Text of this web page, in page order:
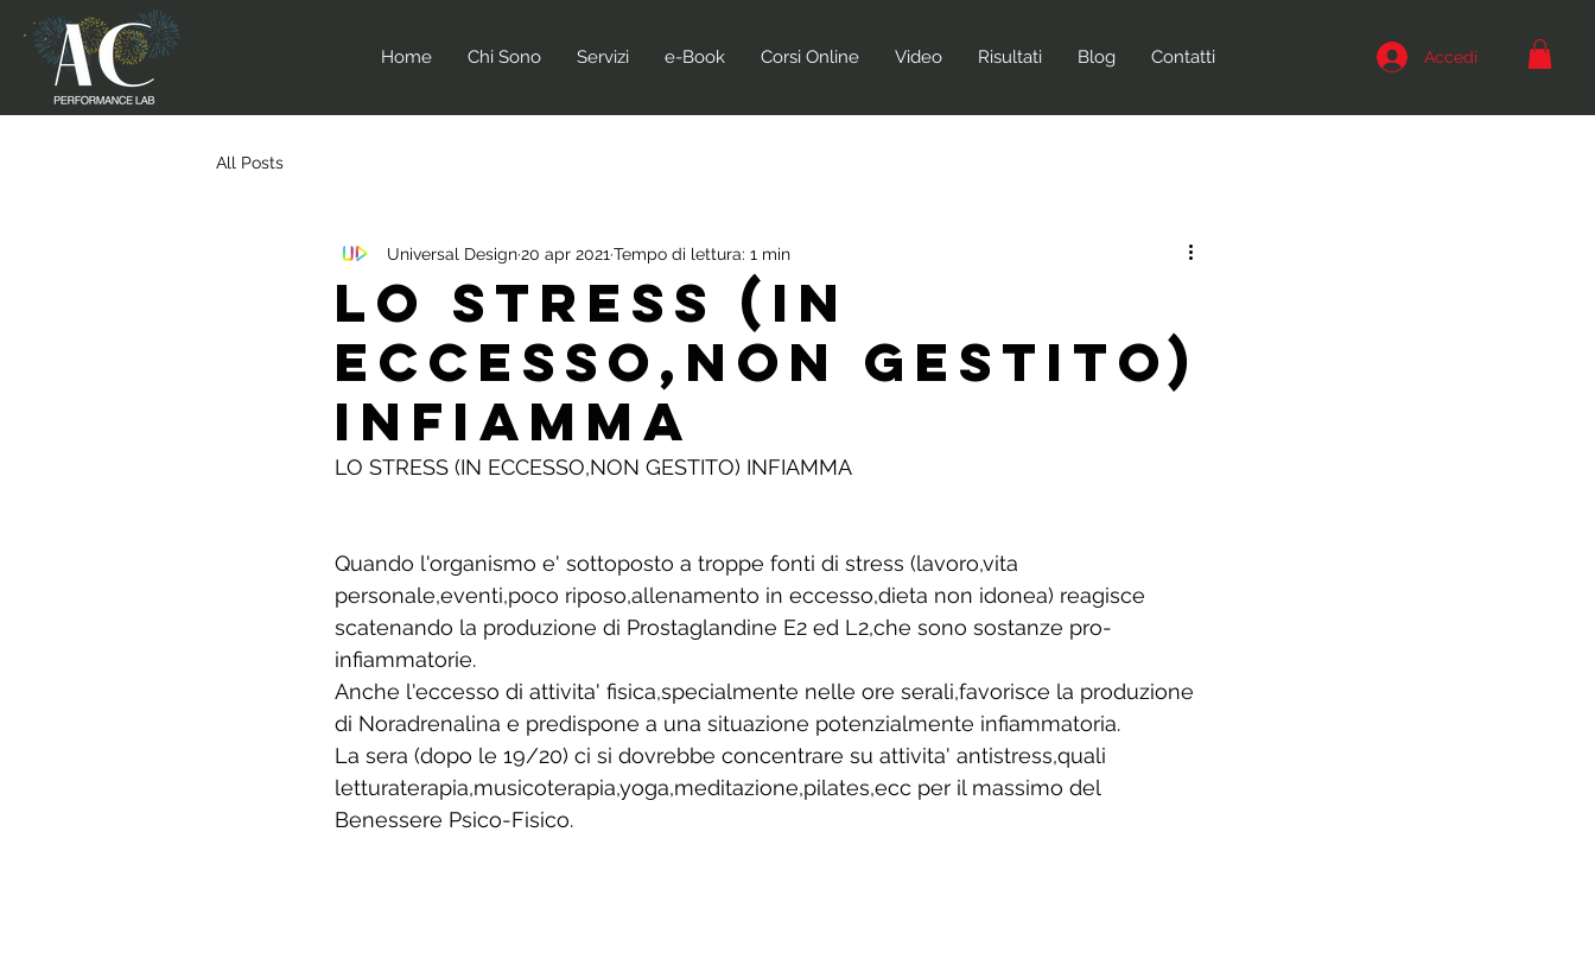
Home Chi Sono Servizi e-Book Corsi Online Video Risultati Blog Contatti Accedi
All Posts
LO STRESS (IN
ECCESSO,NON GESTITO)
INFIAMMA
Universal Design20 apr 2021 Tempo di lettura: 1 min
LO STRESS (IN ECCESSO,NON GESTITO) INFIAMMA
Quando l'organismo e' sottoposto a troppe fonti di stress (lavoro,vita
personale,eventi,poco riposo,allenamento in eccesso,dieta non idonea) reagisce
scatenando la produzione di Prostaglandine E2 ed L2,che sono sostanze pro-
infiammatorie.
Anche l'eccesso di attivita' fisica,specialmente nelle ore serali,favorisce la produzione
di Noradrenalina e predispone a una situazione potenzialmente infiammatoria.
La sera (dopo le 19/20) ci si dovrebbe concentrare su attivita' antistress,quali
letturaterapia,musicoterapia,yoga,meditazione,pilates,ecc per il massimo del
Benessere Psico-Fisico.